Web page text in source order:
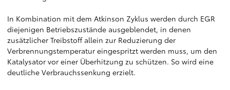
In Kombination mit dem Atkinson Zyklus werden durch EGR
diejenigen Betriebszustände ausgeblendet, in denen
zusätzlicher Treibstoff allein zur Reduzierung der
Verbrennungstemperatur eingespritzt werden muss, um den
Katalysator vor einer Überhitzung zu schützen. So wird eine
deutliche Verbrauchssenkung erzielt.